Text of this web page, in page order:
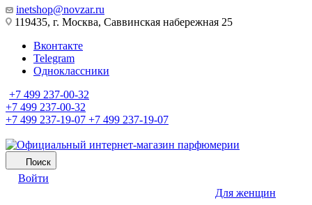
inetshop@novzar.ru
119435, г. Москва, Саввинская набережная 25
Вконтакте
Telegram
Одноклассники
+7 499 237-00-32
+7 499 237-00-32
+7 499 237-19-07 +7 499 237-19-07
Поиск
Войти
Для женщин